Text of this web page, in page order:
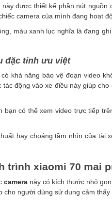
này được thiết kế phần nút nguồn
camera của mình đang hoạt
màu xanh lục nghĩa là đang
đặc tính ưu việt
có khả năng bảo vệ đoạn video
động vào xe điều này giúp
bạn có thể xem video trực tiếp
hay choáng tầm nhìn của tài
trình xiaomi 70 mai
camera này có kích thước nhỏ
người dùng sử dụng cảm